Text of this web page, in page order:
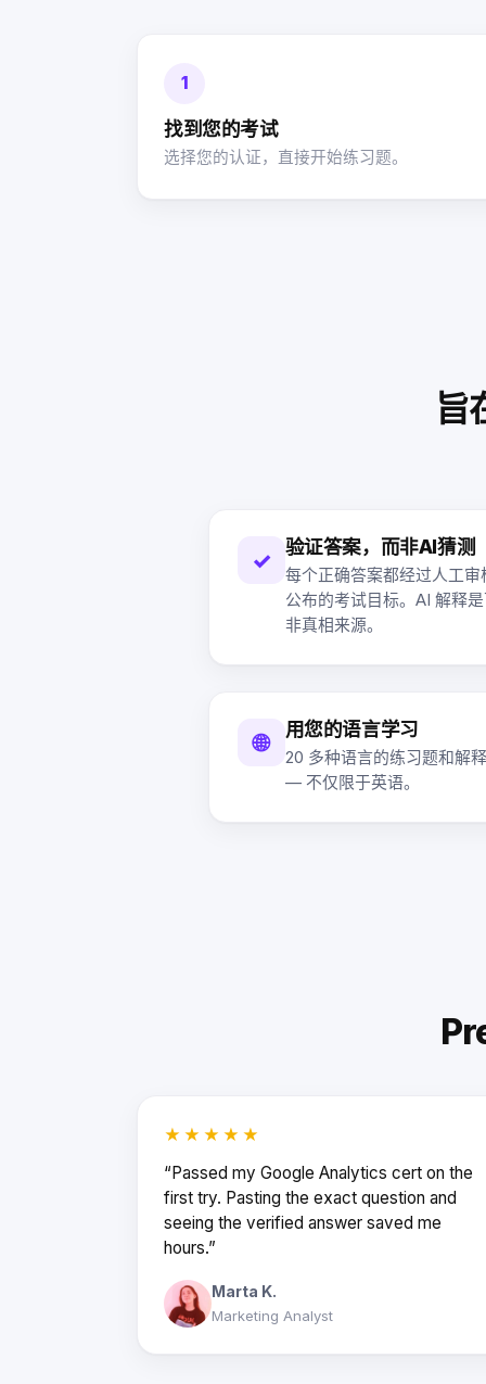
1
找到您的考试
选择您的认证，直接开始练习题。
旨
✓ 验证答案，而非AI猜测
每个正确答案都经过人工
公布的考试目标。AI 解释
非真相来源。
🌐 用您的语言学习
20 多种语言的练习题和解
— 不仅限于英语。
★★★★★
“Passed my Google Analytics cert on the
first try. Pasting the exact question and
seeing the verified answer saved me
hours.”
Marta K.
Marketing Analyst